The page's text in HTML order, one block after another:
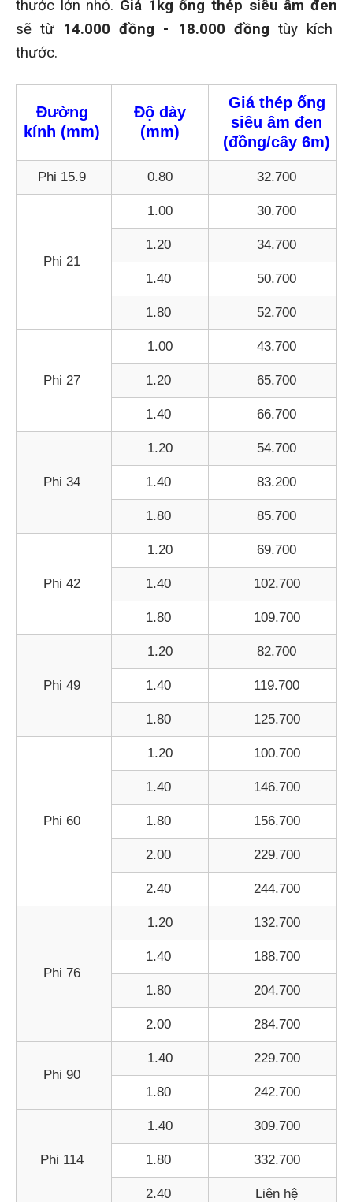
thước lớn nhỏ. Giá 1kg ống thép siêu âm đen
sẽ từ 14.000 đồng - 18.000 đồng tùy kích
thước.
Đường
kính (mm)
Độ dày
(mm)
Giá thép ống
siêu âm đen
(đồng/cây 6m)
Phi 15.9 0.80 32.700
Phi 21
1.00 30.700
1.20 34.700
1.40 50.700
1.80 52.700
Phi 27
1.00 43.700
1.20 65.700
1.40 66.700
Phi 34
1.20 54.700
1.40 83.200
1.80 85.700
Phi 42
1.20 69.700
1.40 102.700
1.80 109.700
Phi 49
1.20 82.700
1.40 119.700
1.80 125.700
Phi 60
1.20 100.700
1.40 146.700
1.80 156.700
2.00 229.700
2.40 244.700
Phi 76
1.20 132.700
1.40 188.700
1.80 204.700
2.00 284.700
Phi 90
1.40 229.700
1.80 242.700
Phi 114
1.40 309.700
1.80 332.700
2.40 Liên hệ